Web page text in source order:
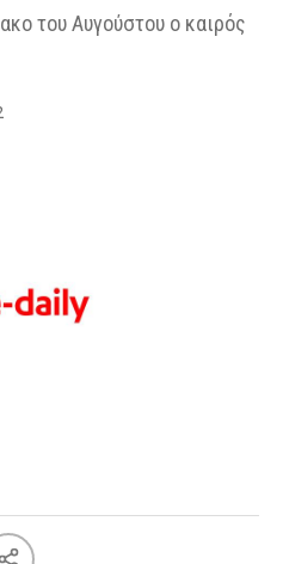
του Αυγούστου ο καιρός